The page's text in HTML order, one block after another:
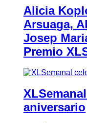
Alicia
Arsuaga,
Josep
Premio
aniversario